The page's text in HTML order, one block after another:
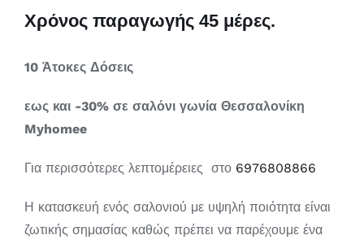
Χρόνος παραγωγής 45 μέρες.
10 Άτοκες Δόσεις
εως και -30% σε σαλόνι γωνία Θεσσαλονίκη
Myhomee
Για περισσότερες λεπτομέρειες στο 6976808866
Η κατασκευή ενός σαλονιού με υψηλή ποιότητα είναι
ζωτικής σημασίας καθώς πρέπει να παρέχουμε ένα